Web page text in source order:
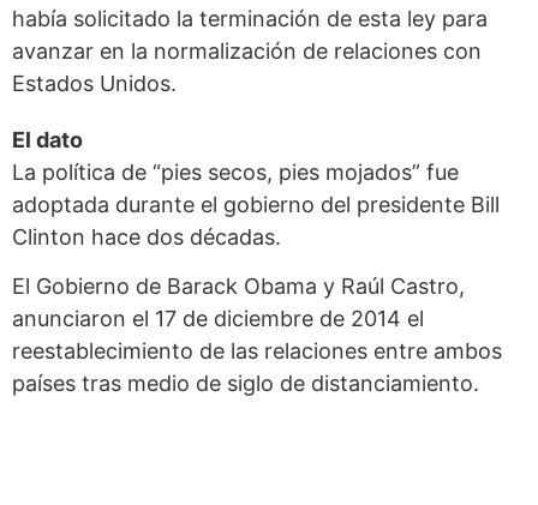
había solicitado la terminación de esta ley para
avanzar en la normalización de relaciones con
Estados Unidos.
El dato
La política de “pies secos, pies mojados” fue
adoptada durante el gobierno del presidente Bill
Clinton hace dos décadas.
El Gobierno de Barack Obama y Raúl Castro,
anunciaron el 17 de diciembre de 2014 el
reestablecimiento de las relaciones entre ambos
países tras medio de siglo de distanciamiento.